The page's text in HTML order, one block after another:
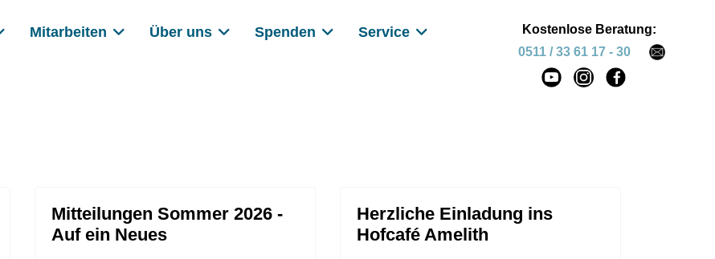
Mitarbeiten Über uns Spenden Service
Kostenlose Beratung:
0511 / 33 61 17 - 30
Mitteilungen Sommer 2026 -
Auf ein Neues
Herzliche Einladung ins
Hofcafé Amelith